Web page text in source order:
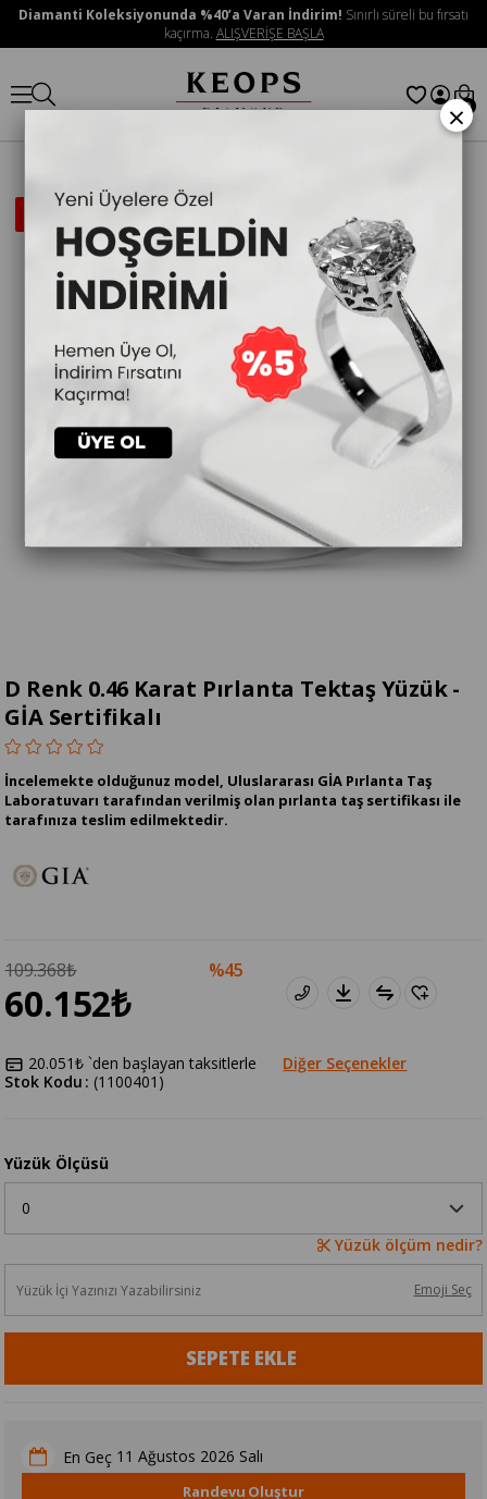
Diamanti Koleksiyonunda %40’a Varan İndirim! Sınırlı süreli bu fırsatı
kaçırma. ALIŞVERİŞE BAŞLA
0
İNDIRIMLI
D Renk 0.46 Karat Pırlanta Tektaş Yüzük -
GİA Sertifikalı
İncelemekte olduğunuz model, Uluslararası GİA Pırlanta Taş
Laboratuvarı tarafından verilmiş olan pırlanta taş sertifikası ile
tarafınıza teslim edilmektedir.
109.368₺
60.152₺
45
20.051₺ `den başlayan taksitlerle
Diğer Seçenekler
(1100401)
Stok Kodu
Yüzük Ölçüsü
Yüzük ölçüm nedir?
Emoji Seç
En Geç 11 Ağustos 2026 Salı
Randevu Oluştur
×